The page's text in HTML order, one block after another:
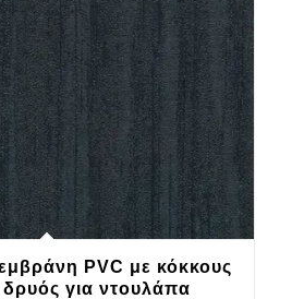
PVC με κόκκους
για ντουλάπα